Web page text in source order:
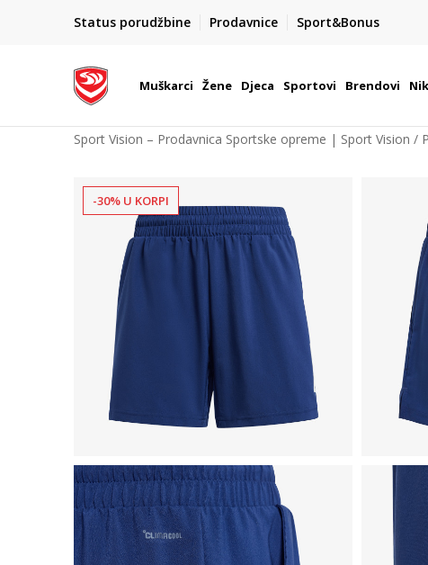
Status porudžbine Prodavnice Sport&Bonus
POZOVITE NAS NA : 055/490-400
Pon-Pet od 9h - 16h
Muškarci Žene Djeca Sportovi Brendovi
Sport Vision – Prodavnica Sportske opreme | Sport Vision
-30% U KORPI